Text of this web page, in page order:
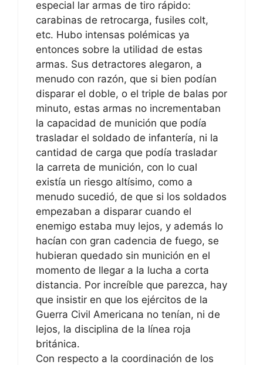
especial lar armas de tiro rápido:
carabinas de retrocarga, fusiles colt,
etc. Hubo intensas polémicas ya
entonces sobre la utilidad de estas
armas. Sus detractores alegaron, a
menudo con razón, que si bien podían
disparar el doble, o el triple de balas por
minuto, estas armas no incrementaban
la capacidad de munición que podía
trasladar el soldado de infantería, ni la
cantidad de carga que podía trasladar
la carreta de munición, con lo cual
existía un riesgo altísimo, como a
menudo sucedió, de que si los soldados
empezaban a disparar cuando el
enemigo estaba muy lejos, y además lo
hacían con gran cadencia de fuego, se
hubieran quedado sin munición en el
momento de llegar a la lucha a corta
distancia. Por increíble que parezca, hay
que insistir en que los ejércitos de la
Guerra Civil Americana no tenían, ni de
lejos, la disciplina de la línea roja
británica.
Con respecto a la coordinación de los